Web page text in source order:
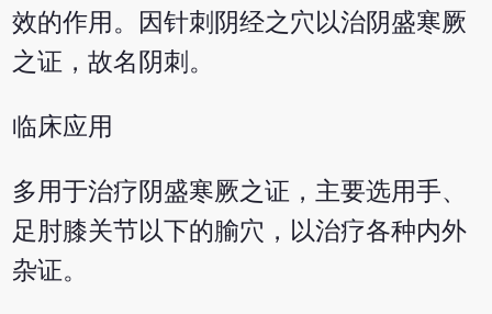
效的作用。因针刺阴经之穴以治阴盛寒厥
之证，故名阴刺。
临床应用
多用于治疗阴盛寒厥之证，主要选用手、
足肘膝关节以下的腧穴，以治疗各种内外
杂证。